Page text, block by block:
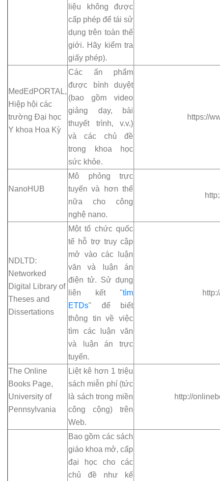
liệu không được
cấp phép để tái sử
dụng trên toàn thế
giới. Hãy kiểm tra
giấy phép).
MedEdPORTAL,
Hiệp hội các
trường Đại học
Y khoa Hoa Kỳ
Các ấn phẩm
được bình duyệt
(bao gồm video
giảng dạy, bài
thuyết trình, v.v.)
và các chủ đề
trong khoa học
sức khỏe.
https://
NanoHUB
Mô phỏng trực
tuyến và hơn thế
nữa cho công
nghệ nano.
NDLTD:
Networked
Digital Library of
Theses and
Dissertations
Một tổ chức quốc
tế hỗ trợ truy cập
mở vào các luận
văn và luận án
điện tử. Sử dụng
liên kết "tìm
ETDs" để biết
thông tin về việc
tìm các luận văn
và luận án trực
tuyến.
The Online
Books Page,
University of
Pennsylvania
Liệt kê hơn 1 triệu
sách miễn phí (tức
là sách trong miền
công cộng) trên
Web.
http://
Bao gồm các sách
giáo khoa mở, cấp
đại học cho các
chủ đề như kế